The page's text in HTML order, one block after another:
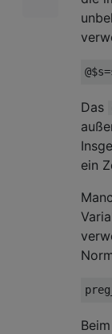
Das
ein